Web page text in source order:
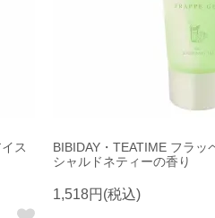
ス
BIBIDAY・TEATIME フラッ
シャルドネティーの香り
1,518円(税込)